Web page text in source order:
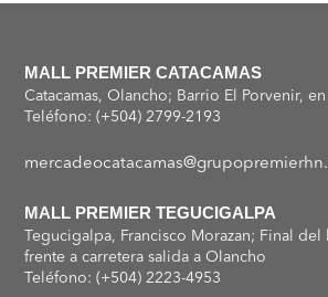
MALL PREMIER CATACAMAS
Catacamas, Olancho; Barrio El Porvenir,
Teléfono: (+504) 2799-2193
MALL PREMIER TEGUCIGALPA
Tegucigalpa, Francisco Morazan; Final
frente a carretera salida a Olancho
Teléfono: (+504) 2223-4953